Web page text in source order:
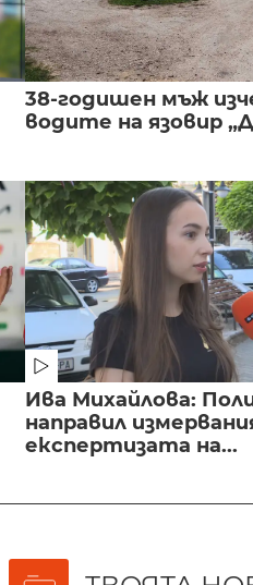
38-годишен мъж
водите на язовир
Ива Михайлова:
направил
експертизата на...